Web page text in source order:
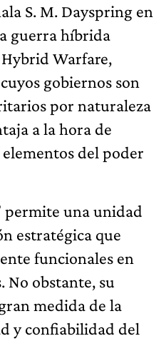
S. M. Dayspring en
guerra híbrida
Warfare,
gobiernos son
por naturaleza
a la hora de
del poder
permite una unidad
estratégica que
funcionales en
No obstante, su
medida de la
y confiabilidad del